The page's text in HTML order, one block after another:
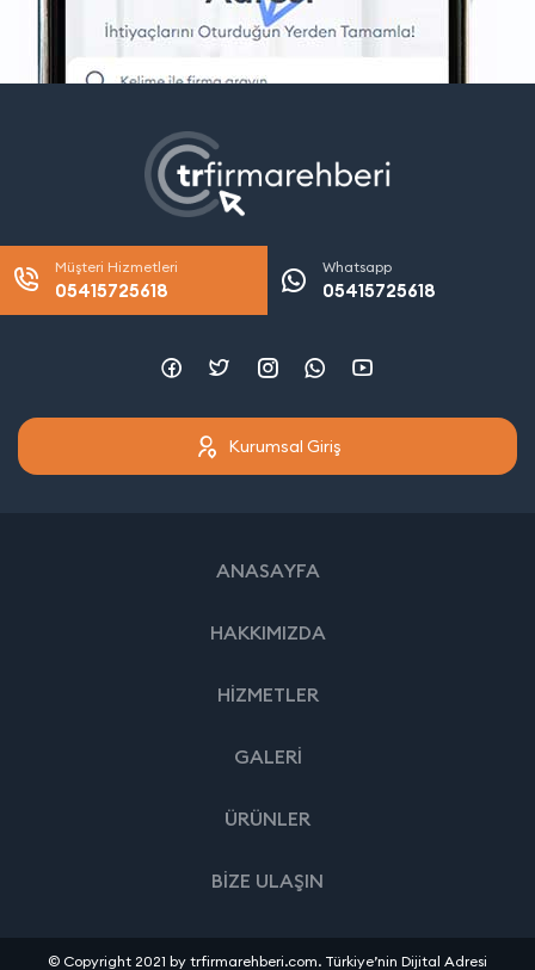
Müşteri Hizmetleri
05415725618
Whatsapp
05415725618
Kurumsal Giriş
ANASAYFA
HAKKIMIZDA
HİZMETLER
GALERİ
ÜRÜNLER
BİZE ULAŞIN
© Copyright 2021 by trfirmarehberi.com. Türkiye’nin Dijital Adresi